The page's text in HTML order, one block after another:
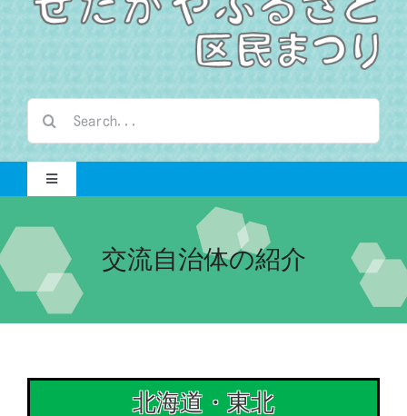
…
Toggle
Navigation
Home-2023-
イベント
交流自治体の紹介
北海道・東北